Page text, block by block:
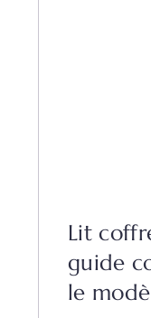
Lit
guide
le